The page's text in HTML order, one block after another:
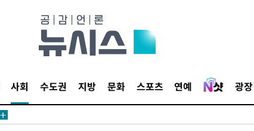
사회 수도권 지방 문화 스포츠 연예 광장